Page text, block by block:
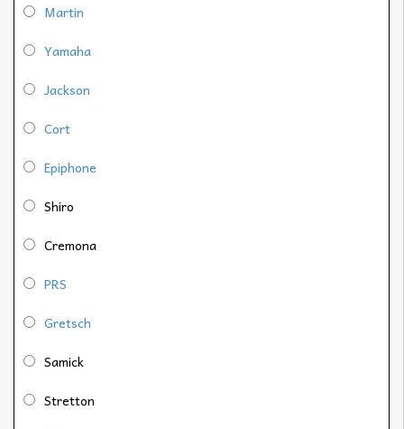
Martin
Yamaha
Jackson
Cort
Epiphone
Shiro
Cremona
PRS
Gretsch
Samick
Stretton